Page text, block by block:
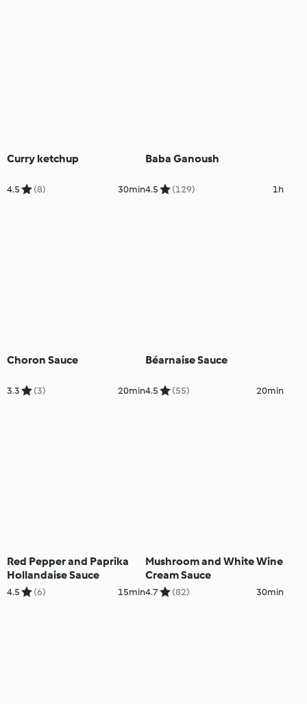
Curry ketchup
4.5 (8) 30min
Baba Ganoush
4.5 (129) 1h
Choron Sauce
3.3 (3) 20min
Béarnaise Sauce
4.5 (55) 20min
Red Pepper and Paprika
Hollandaise Sauce
4.5 (6) 15min
Mushroom and White Wine
Cream Sauce
4.7 (82) 30min